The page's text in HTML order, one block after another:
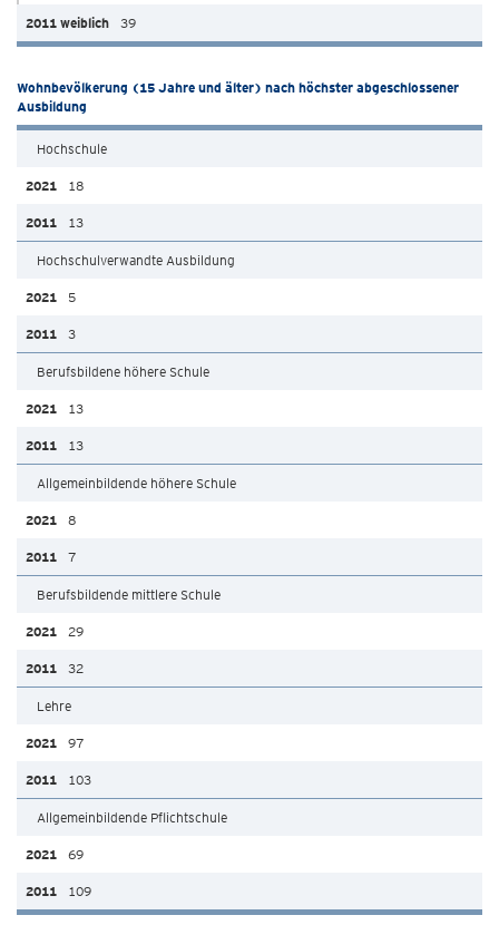
39
Wohnbevölkerung (15 Jahre und älter) nach höchster abgeschlossener
Ausbildung
Hochschule
18
13
Hochschulverwandte Ausbildung
5
3
Berufsbildene höhere Schule
13
13
Allgemeinbildende höhere Schule
8
7
Berufsbildende mittlere Schule
29
32
Lehre
97
103
Allgemeinbildende Pflichtschule
69
109